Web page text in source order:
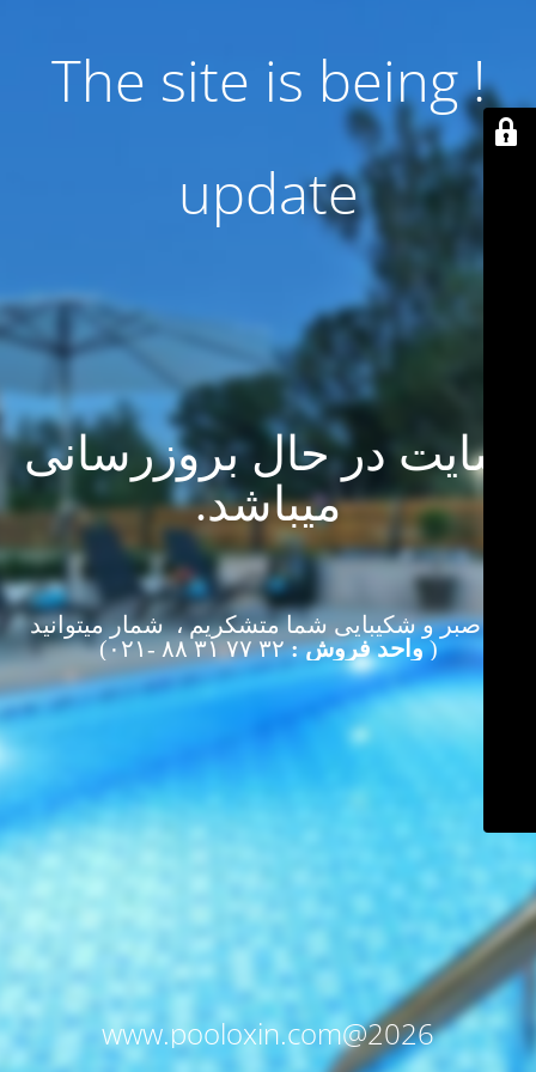
! The site is being
update
سایت در حال بروزرسانی
میباشد.
از صبر و شکیبایی شما متشکریم ، شمار میتوانید
( واحد فروش :۳۲ ۷۷ ۳۱ ۸۸ -۰۲۱)
www.pooloxin.com@2026